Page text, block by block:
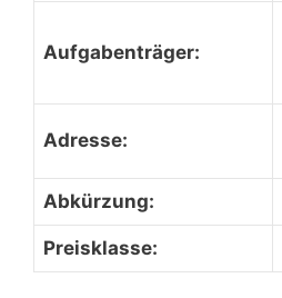
Aufgabenträger:
Adresse:
Abkürzung:
Preisklasse: